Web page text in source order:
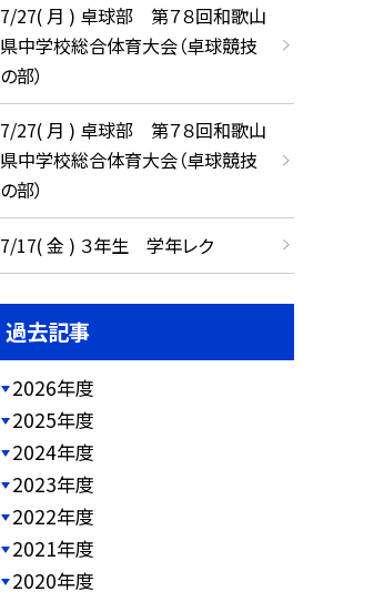
7/27( 月 ) 卓球部 第７８回和歌山
県中学校総合体育大会（卓球競技
の部）
7/27( 月 ) 卓球部 第７８回和歌山
県中学校総合体育大会（卓球競技
の部）
7/17( 金 ) ３年生 学年レク
過去記事
2026年度
2025年度
2024年度
2023年度
2022年度
2021年度
2020年度